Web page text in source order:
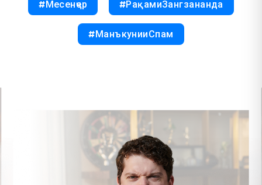
#Месенҷер #РақамиЗангзананда
#МанъкунииСпам